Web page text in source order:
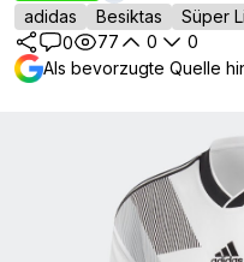
adidas
Besiktas Süper
0
77 0
0
Als bevorzugte Quelle